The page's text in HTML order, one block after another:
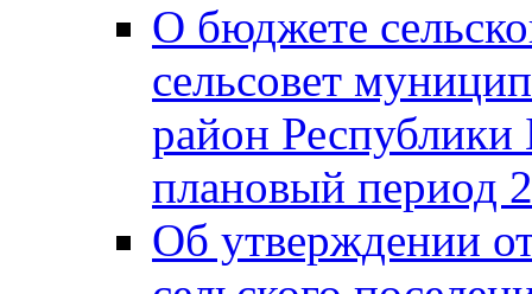
О бюджете
сельсовет
район Республики
плановый период
Об утверждении